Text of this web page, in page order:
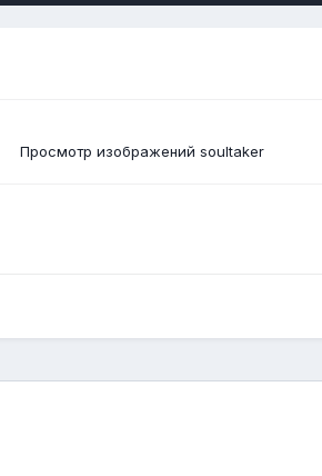
Просмотр изображений soultaker